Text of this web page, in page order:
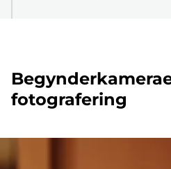
fotografering